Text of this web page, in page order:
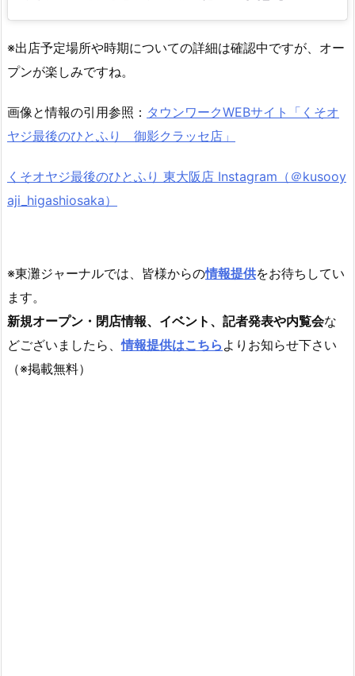
※出店予定場所や時期についての詳細は確認中ですが、オー
プンが楽しみですね。
画像と情報の引用参照： タウンワークWEBサイト「くそオ
ヤジ最後のひとふり 御影クラッセ店」
くそオヤジ最後のひとふり 東大阪店 Instagram（＠kusooy
aji_higashiosaka）
※東灘ジャーナルでは、皆様からの情報提供をお待ちしてい
ます。
新規オープン・閉店情報、イベント、記者発表や内覧会な
どございましたら、情報提供はこちら よりお知らせ下さい
（※掲載無料）